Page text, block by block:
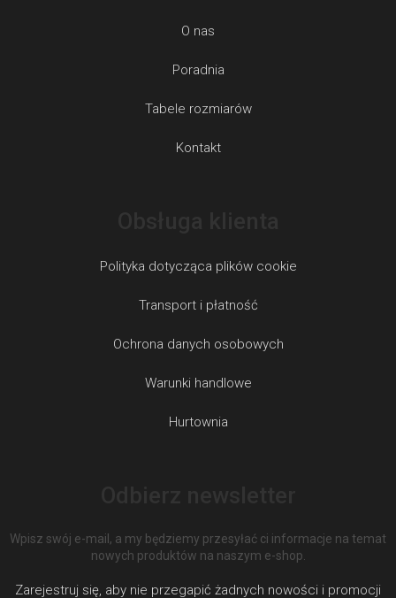
O nas
Poradnia
Tabele rozmiarów
Kontakt
Polityka dotycząca plików cookie
Transport i płatność
Ochrona danych osobowych
Warunki handlowe
Hurtownia
Wpisz swój e-mail, a my będziemy przesyłać ci informacje na temat
nowych produktów na naszym e-shop.